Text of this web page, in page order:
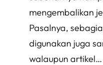
mengembalikan
Pasalnya,
digunakan juga
walaupun artikel…